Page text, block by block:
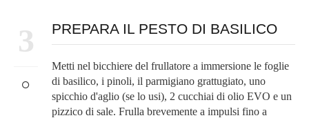
3 PREPARA IL PESTO DI BASILICO
Metti nel bicchiere del frullatore a immersione le foglie
di basilico, i pinoli, il parmigiano grattugiato, uno
spicchio d'aglio (se lo usi), 2 cucchiai di olio EVO e un
pizzico di sale. Frulla brevemente a impulsi fino a